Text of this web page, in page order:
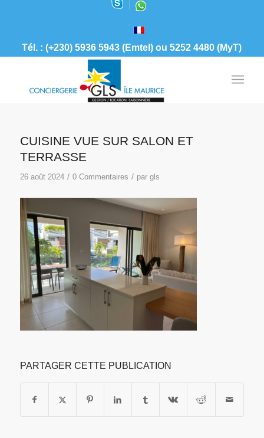
Tél. : (+230) 5936 5943 (Emtel) ou 5252 4480 (MyT)
CUISINE VUE SUR SALON ET
TERRASSE
26 août 2024 / 0 Commentaires / par gls
PARTAGER CETTE PUBLICATION